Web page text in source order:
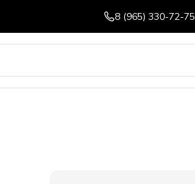
8 (965) 330-72-75